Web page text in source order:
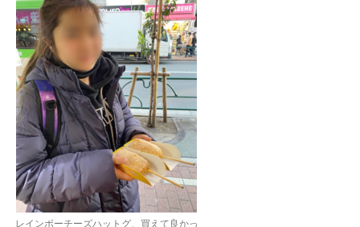
レインボーチーズハットグ、買えて良かっ